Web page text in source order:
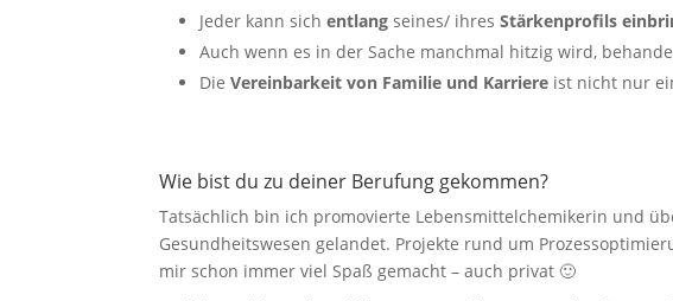
Jeder kann sichentlang seines/ ihresStärkenprofils
Auch wenn es in der Sache manchmal hitzig wird,
DieVereinbarkeit von Familie und Karriere ist nicht nur
Wie bist du zu deiner Berufung gekommen?
Tatsächlich bin ich promovierte Lebensmittelchemikerin und
Gesundheitswesen gelandet. Projekte rund um
mir schon immer viel Spaß gemacht – auch privat 🙂